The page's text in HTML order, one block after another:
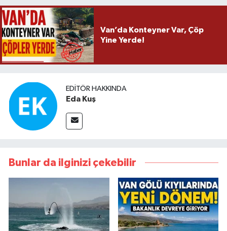
Van’da Konteyner Var, Çöp
Yine Yerde!
EDITÖR HAKKINDA
Eda Kuş
Bunlar da ilginizi çekebilir